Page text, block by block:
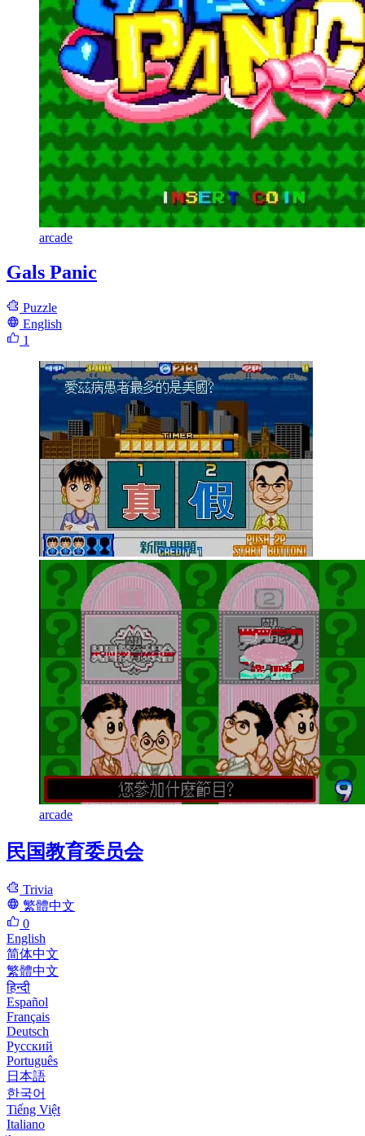
arcade
Gals Panic
Puzzle
English
1
arcade
民国教育委员会
Trivia
繁體中文
0
English
简体中文
繁體中文
हिन्दी
Español
Français
Deutsch
Русский
Português
日本語
한국어
Tiếng Việt
Italiano